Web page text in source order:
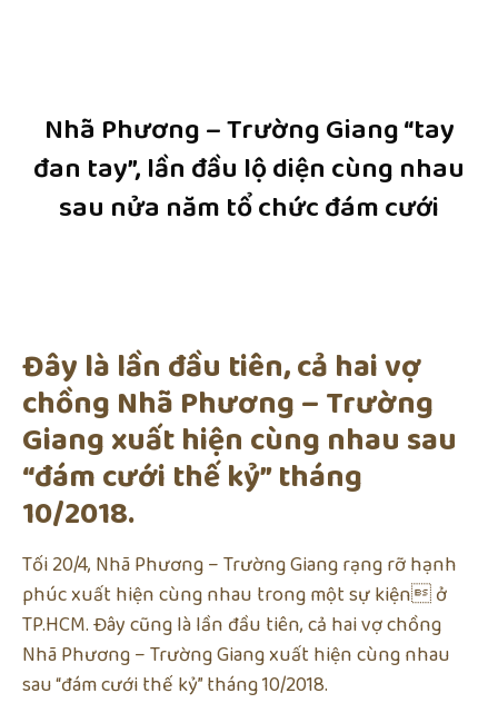
Nhã Phương – Trường Giang “tay
đan tay”, lần đầu lộ diện cùng nhau
sau nửa năm tổ chức đám cưới
Đây là lần đầu tiên, cả hai vợ
chồng Nhã Phương – Trường
Giang xuất hiện cùng nhau sau
“đám cưới thế kỷ” tháng
10/2018.
Tối 20/4, Nhã Phương – Trường Giang rạng rỡ hạnh
phúc xuất hiện cùng nhau trong một sự kiện ở
TP.HCM. Đây cũng là lần đầu tiên, cả hai vợ chồng
Nhã Phương – Trường Giang xuất hiện cùng nhau
sau “đám cưới thế kỷ” tháng 10/2018.